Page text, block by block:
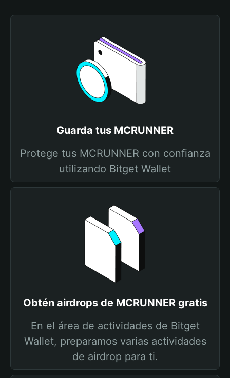
Guarda tus MCRUNNER
Protege tus MCRUNNER con confianza
utilizando Bitget Wallet
Obtén airdrops de MCRUNNER gratis
En el área de actividades de Bitget
Wallet, preparamos varias actividades
de airdrop para ti.